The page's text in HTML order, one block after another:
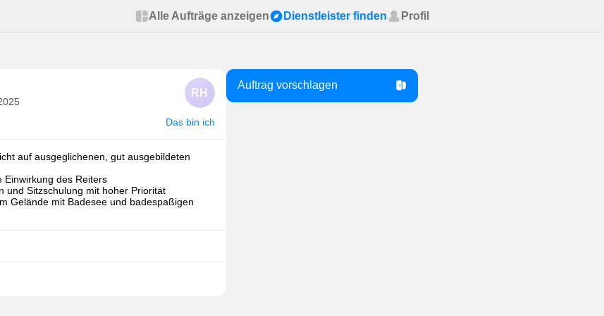
Alle Aufträge anzeigen Dienstleister finden Profil
RH
Das bin ich
auf ausgeglichenen, gut ausgebildeten
Einwirkung des Reiters
und Sitzschulung mit hoher Priorität
Gelände mit Badesee und badespaßigen
Auftrag vorschlagen